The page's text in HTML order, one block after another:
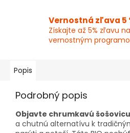
Vernostná zľava 5
Získajte až 5% zľavu
vernostným
Popis
Podrobný popis
Objavte chrumkavú
a chutnú alternatívu k